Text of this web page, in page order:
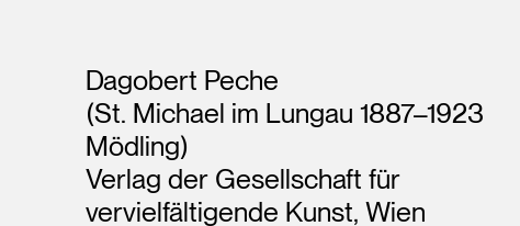
Künstler*innen
Dagobert Peche
(St. Michael im Lungau 1887–1923
Mödling)
Verlag der Gesellschaft für
vervielfältigende Kunst, Wien